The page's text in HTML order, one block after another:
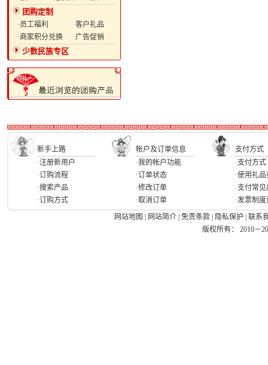
团购定制
·员工福利
·客户礼品
·商家积分兑换
·广告促销
少数民族专区
新手上路 帐户及订单信息
支付方式
·注册新用户
·订购流程
·搜索产品
·订购方式
·我的帐户功能
·订单状态
·修改订单
·取消订单
·支付方式
·使用礼品
·支付常
·发票制
网站地图
网站简介 免责条款 隐私保护
联系
版权所有： 2010－